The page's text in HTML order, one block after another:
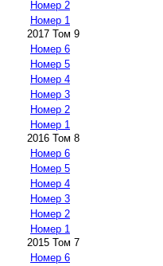
Номер 2
Номер 1
2017 Том 9
Номер 6
Номер 5
Номер 4
Номер 3
Номер 2
Номер 1
2016 Том 8
Номер 6
Номер 5
Номер 4
Номер 3
Номер 2
Номер 1
2015 Том 7
Номер 6